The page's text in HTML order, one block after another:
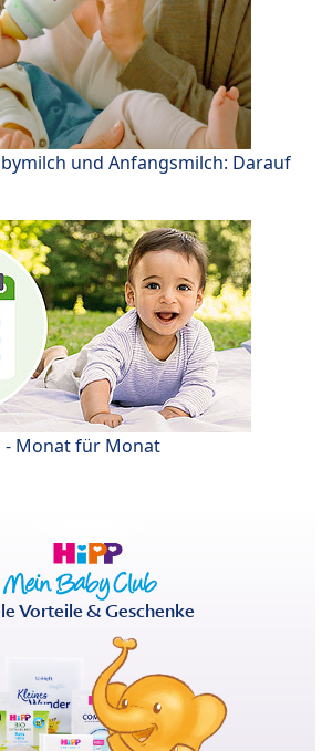
und Anfangsmilch: Darauf
- Monat für Monat
Vorteile & Geschenke